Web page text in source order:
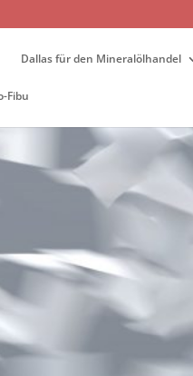
Dallas für den Mineralölhandel
Fibu